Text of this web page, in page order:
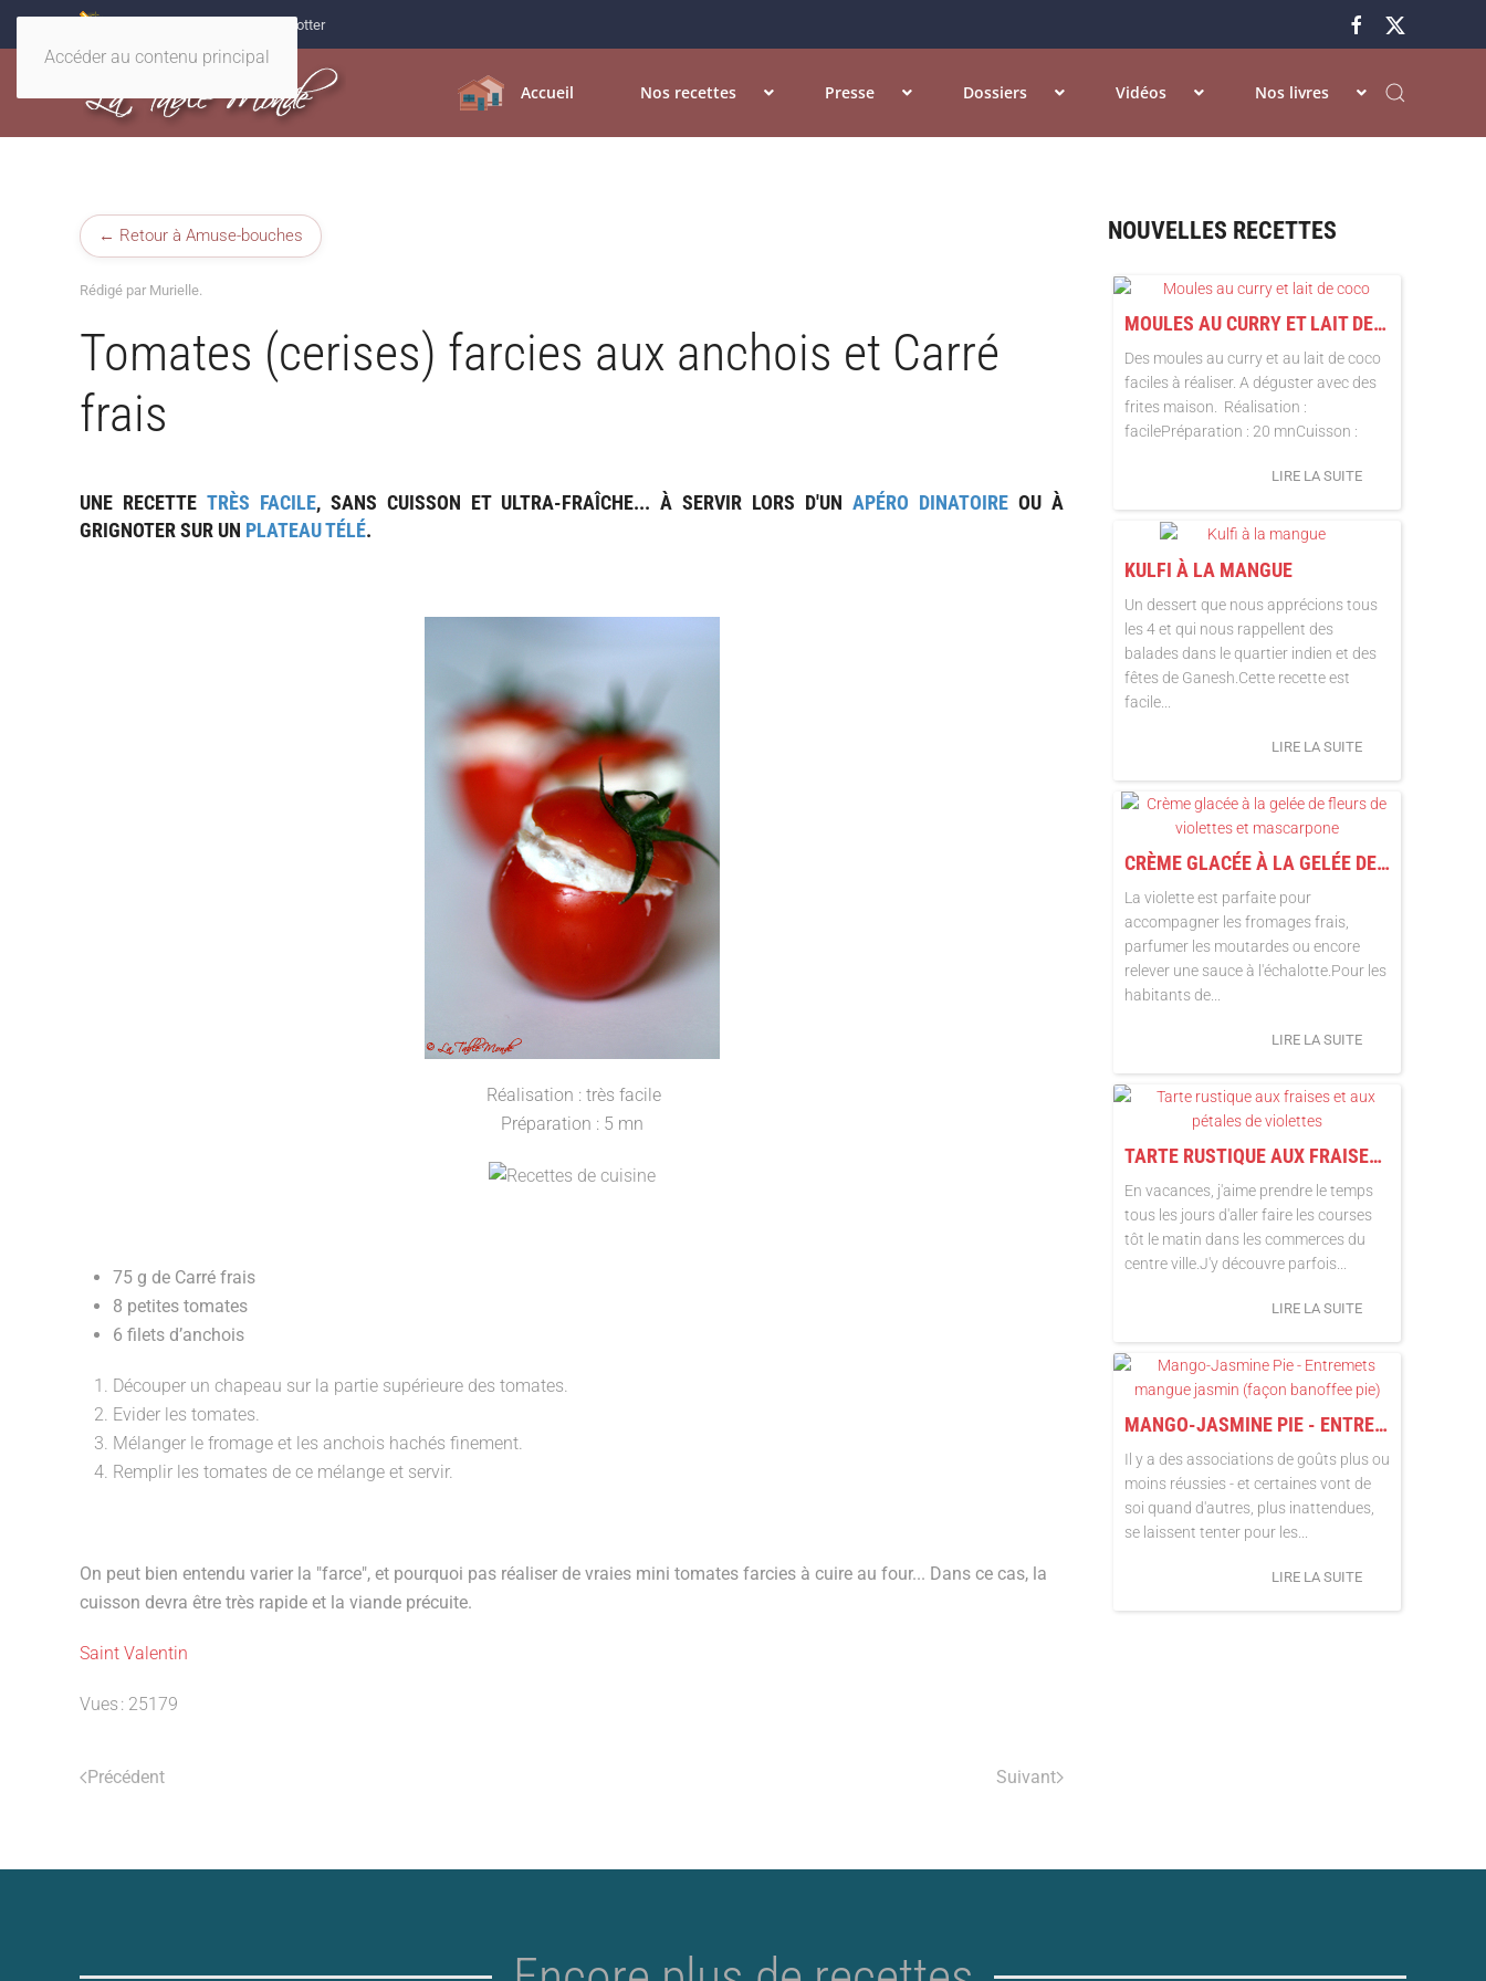
Accéder au contenu principal
32 recettes magiques Harry Potter
Accueil Nos recettes Presse Dossiers Vidéos Nos livres
← Retour à Amuse-bouches
Rédigé par Murielle.
Tomates (cerises) farcies aux anchois et Carré
frais
UNE RECETTE TRÈS FACILE, SANS CUISSON ET ULTRA-FRAÎCHE... À SERVIR LORS D'UN APÉRO DINATOIRE OU À
GRIGNOTER SUR UN PLATEAU TÉLÉ.
Réalisation : très facile
Préparation : 5 mn
75 g de Carré frais
8 petites tomates
6 filets d’anchois
Découper un chapeau sur la partie supérieure des tomates.
Evider les tomates.
Mélanger le fromage et les anchois hachés finement.
Remplir les tomates de ce mélange et servir.
On peut bien entendu varier la "farce", et pourquoi pas réaliser de vraies mini tomates farcies à cuire au four... Dans ce cas, la
cuisson devra être très rapide et la viande précuite.
Saint Valentin
Vues : 25179
Précédent Suivant
NOUVELLES RECETTES
MOULES AU CURRY ET LAIT DE COCO
Des moules au curry et au lait de coco
faciles à réaliser. A déguster avec des
frites maison. Réalisation :
facilePréparation : 20 mnCuisson :
LIRE LA SUITE
KULFI À LA MANGUE
Un dessert que nous apprécions tous
les 4 et qui nous rappellent des
balades dans le quartier indien et des
fêtes de Ganesh.Cette recette est
facile...
LIRE LA SUITE
CRÈME GLACÉE À LA GELÉE DE FLEURS DE VIOLETTES ET MASCARPONE
La violette est parfaite pour
accompagner les fromages frais,
parfumer les moutardes ou encore
relever une sauce à l'échalotte.Pour les
habitants de...
LIRE LA SUITE
TARTE RUSTIQUE AUX FRAISES ET AUX PÉTALES DE VIOLETTES
En vacances, j'aime prendre le temps
tous les jours d'aller faire les courses
tôt le matin dans les commerces du
centre ville.J'y découvre parfois...
LIRE LA SUITE
MANGO-JASMINE PIE - ENTREMETS MANGUE JASMIN (FAÇON BANOFFEE PIE)
Il y a des associations de goûts plus ou
moins réussies - et certaines vont de
soi quand d'autres, plus inattendues,
se laissent tenter pour les...
LIRE LA SUITE